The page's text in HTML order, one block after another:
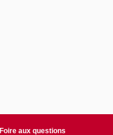
Foire aux questions